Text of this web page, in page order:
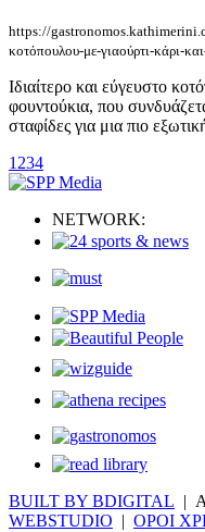
https://
κοτόπουλου-με-γιαούρτι-κάρι-
Ιδιαίτερο και εύγευστο
φουντούκια, που
σταφίδες για μια πιο
1 234
NETWORK:
BUILT BY BDIGITAL |
WEBSTUDIO | ΟΡΟΙ